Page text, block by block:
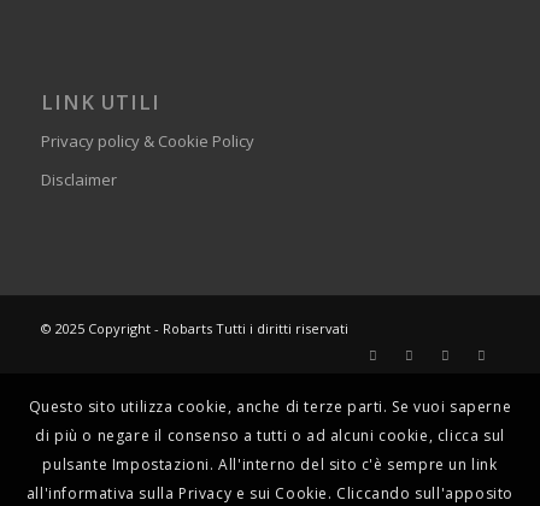
LINK UTILI
Privacy policy & Cookie Policy
Disclaimer
© 2025 Copyright - Robarts Tutti i diritti riservati
Questo sito utilizza cookie, anche di terze parti. Se vuoi saperne
di più o negare il consenso a tutti o ad alcuni cookie, clicca sul
pulsante Impostazioni. All'interno del sito c'è sempre un link
all'informativa sulla Privacy e sui Cookie. Cliccando sull'apposito